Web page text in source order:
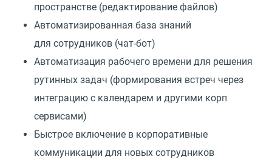
пространстве (редактирование файлов)
Автоматизированная база знаний
для сотрудников (чат-бот)
Автоматизация рабочего времени для решения
рутинных задач (формирования встреч через
интеграцию с календарем и другими корп
сервисами)
Быстрое включение в корпоративные
коммуникации для новых сотрудников